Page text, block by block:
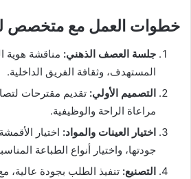
خطوات العمل مع متخصص
جلسة العصف الذهني: مناقشة هوية
المستهدف، وثقافة الفريق الداخلية.
التصميم الأولي: تقديم مقترحات
مراعاة الراحة والوظيفية.
اختيار العينات والمواد: اختيار
جودتها، واختيار أنواع الطباعة
التصنيع: تنفيذ الطلب بجودة عالية،